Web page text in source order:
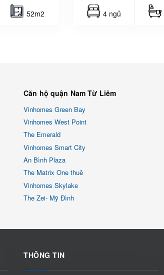
52m2 4 ngủ
Căn hộ quận Nam Từ Liêm
Vinhomes Green Bay
Vinhomes West Point
The Emerald
Vinhomes Smart City
An Bình Plaza
The Matrix One thuê
Vinhomes Skylake
The Zei- Mỹ Đình
THÔNG TIN